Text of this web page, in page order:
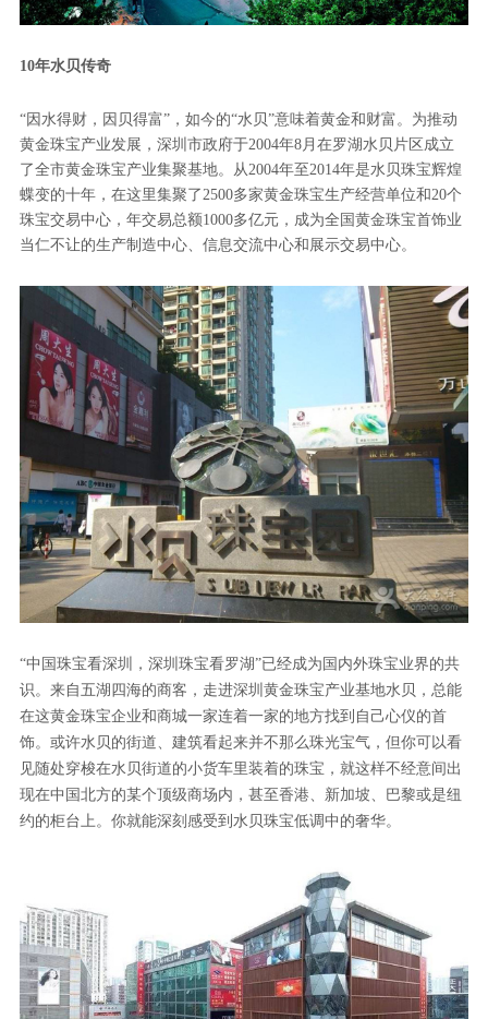
10年水贝传奇
“因水得财，因贝得富”，如今的“水贝”意味着黄金和财富。为推动
黄金珠宝产业发展，深圳市政府于2004年8月在罗湖水贝片区成立
了全市黄金珠宝产业集聚基地。从2004年至2014年是水贝珠宝辉煌
蝶变的十年，在这里集聚了2500多家黄金珠宝生产经营单位和20个
珠宝交易中心，年交易总额1000多亿元，成为全国黄金珠宝首饰业
当仁不让的生产制造中心、信息交流中心和展示交易中心。
“中国珠宝看深圳，深圳珠宝看罗湖”已经成为国内外珠宝业界的共
识。来自五湖四海的商客，走进深圳黄金珠宝产业基地水贝，总能
在这黄金珠宝企业和商城一家连着一家的地方找到自己心仪的首
饰。或许水贝的街道、建筑看起来并不那么珠光宝气，但你可以看
见随处穿梭在水贝街道的小货车里装着的珠宝，就这样不经意间出
现在中国北方的某个顶级商场内，甚至香港、新加坡、巴黎或是纽
约的柜台上。你就能深刻感受到水贝珠宝低调中的奢华。